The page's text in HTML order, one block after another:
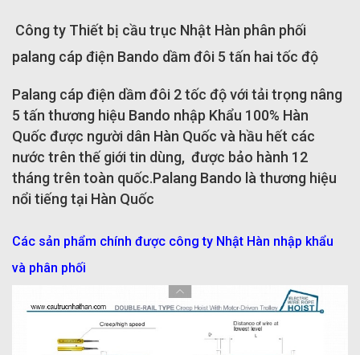
Công ty Thiết bị cầu trục Nhật Hàn phân phối
palang cáp điện Bando dầm đôi 5 tấn hai tốc độ
Palang cáp điện dầm đôi 2 tốc độ với tải trọng nâng
5 tấn thương hiệu Bando nhập Khẩu 100% Hàn
Quốc được người dân Hàn Quốc và hầu hết các
nước trên thế giới tin dùng, được bảo hành 12
tháng trên toàn quốc.Palang Bando là thương hiệu
nổi tiếng tại Hàn Quốc
Các sản phẩm chính được công ty Nhật Hàn nhập khẩu
và phân phối